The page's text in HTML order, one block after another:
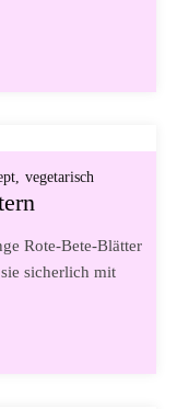
vegetarisch
Rote-Bete-Blätter
sicherlich mit